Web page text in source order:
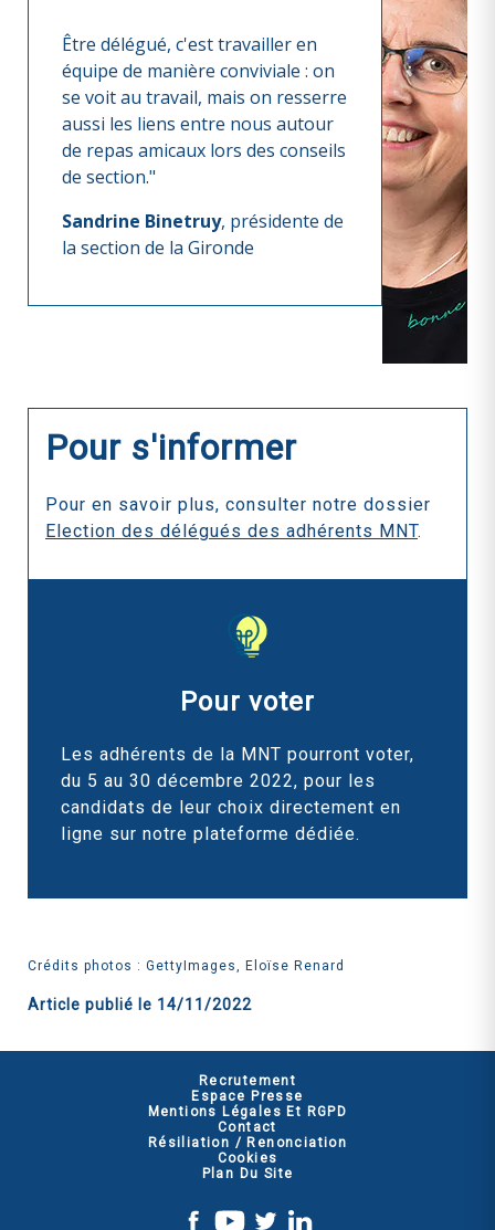
Être délégué, c'est travailler en
équipe de manière conviviale : on
se voit au travail, mais on resserre
aussi les liens entre nous autour
de repas amicaux lors des conseils
de section."
Sandrine Binetruy, présidente de
la section de la Gironde
Pour s'informer
Pour en savoir plus, consulter notre dossier
Election des délégués des adhérents MNT.
Pour voter
Les adhérents de la MNT pourront voter,
du 5 au 30 décembre 2022, pour les
candidats de leur choix directement en
ligne sur notre plateforme dédiée.
Crédits photos : GettyImages, Eloïse Renard
Article publié le 14/11/2022
Recrutement
Espace Presse
Mentions Légales Et RGPD
Contact
Résiliation / Renonciation
Cookies
Plan Du Site